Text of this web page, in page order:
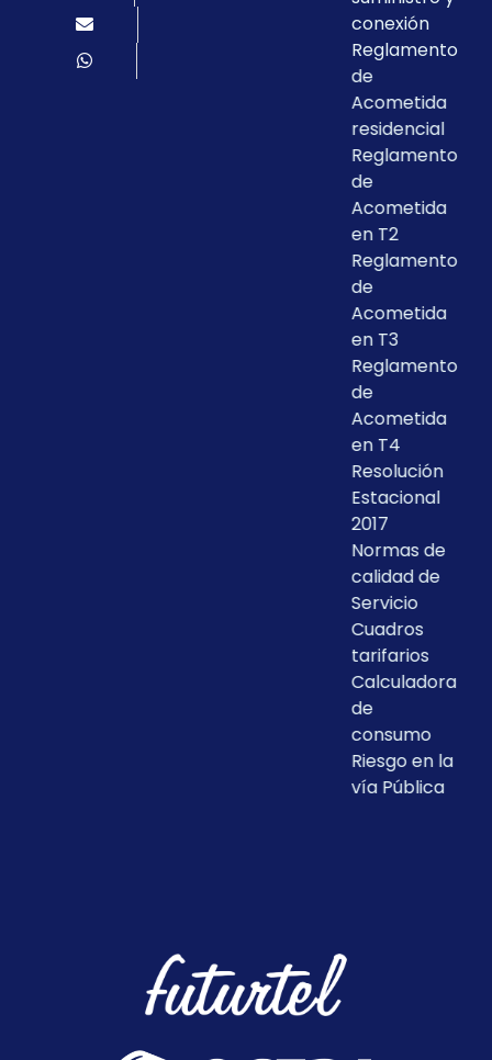
conexión
Reglamento
de
Acometida
residencial
Reglamento
de
Acometida
en T2
Reglamento
de
Acometida
en T3
Reglamento
de
Acometida
en T4
Resolución
Estacional
2017
Normas de
calidad de
Servicio
Cuadros
tarifarios
Calculadora
de
consumo
Riesgo en la
vía Pública